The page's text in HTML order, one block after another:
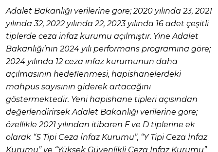
Adalet Bakanlığı verilerine göre; 2020 yılında 23, 2021
yılında 32, 2022 yılında 22, 2023 yılında 16 adet çeşitli
tiplerde ceza infaz kurumu açılmıştır. Yine Adalet
Bakanlığı’nın 2024 yılı performans programına göre;
2024 yılında 12 ceza infaz kurumunun daha
açılmasının hedeflenmesi, hapishanelerdeki
mahpus sayısının giderek artacağını
göstermektedir. Yeni hapishane tipleri açısından
değerlendirirsek Adalet Bakanlığı verilerine göre;
özellikle 2021 yılından itibaren F ve D tiplerine ek
olarak “S Tipi Ceza İnfaz Kurumu”, “Y Tipi Ceza İnfaz
Kurumu” ve “Yüksek Güvenlikli Ceza İnfaz Kurumu”